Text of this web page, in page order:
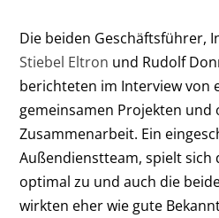
Die beiden Geschäftsführer,
Stiebel Eltron und Rudolf
berichteten im Interview von
gemeinsamen Projekten und
Zusammenarbeit. Ein
Außendienstteam, spielt sich
optimal zu und auch die
wirkten eher wie gute